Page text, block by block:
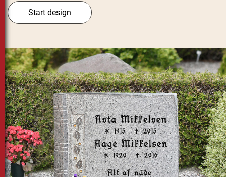
Start design